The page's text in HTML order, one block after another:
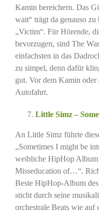
Kamin bereichern. Das
wait“ trägt da genauso
„Victim“. Für Hörende,
bevorzugen, sind The
einfachsten in das
zu simpel, denn dafür
gut. Vor dem Kamin oder
Autofahrt.
Little Simz –
An Little Simz führte
„Sometimes I might be
weibliche HipHop
Misseducation of…“.
Beste HipHop-Album
sticht durch seine
orchestrale Beats wie auf